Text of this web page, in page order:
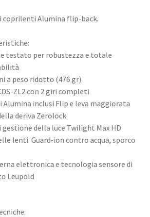
coprilenti Alumina flip-back.
testato per robustezza e totale
a peso ridotto (476 gr)
ZL2 con 2 giri completi
Alumina inclusi Flip e leva maggiorata
deriva Zerolock
gestione della luce Twilight Max HD
lenti Guard-ion contro acqua, sporco
elettronica e tecnologia sensore di
Leupold